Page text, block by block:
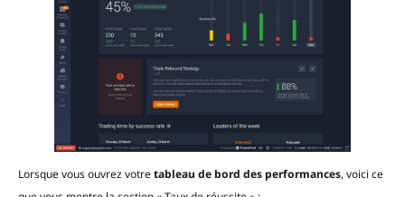
Lorsque vous ouvrez votretableau de bord des performances, voici ce